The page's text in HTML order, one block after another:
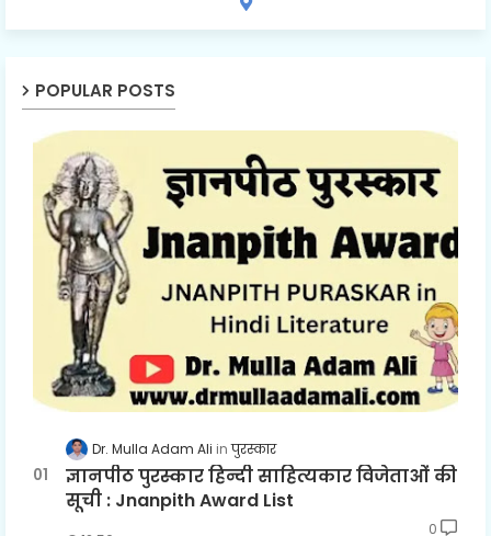
POPULAR POSTS
Dr. Mulla Adam Ali पुरस्कार
ज्ञानपीठ पुरस्कार हिन्दी साहित्यकार विजेताओं की
सूची : Jnanpith Award List
0